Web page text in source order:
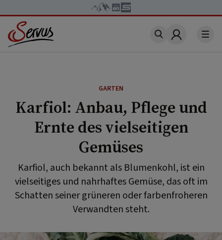
Account
GARTEN
Karfiol: Anbau, Pflege und
Ernte des vielseitigen
Gemüses
Karfiol, auch bekannt als Blumenkohl, ist ein
vielseitiges und nahrhaftes Gemüse, das oft im
Schatten seiner grüneren oder farbenfroheren
Verwandten steht.